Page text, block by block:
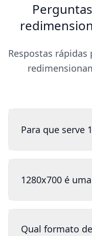
Respostas
Para que serve
1280x700 é
Qual formato